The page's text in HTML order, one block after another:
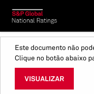
Este documento não
Clique no botão abaixo
VISUALIZAR